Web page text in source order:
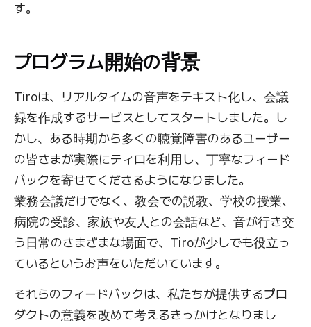
す。
プログラム開始の背景
Tiroは、リアルタイムの音声をテキスト化し、会議
録を作成するサービスとしてスタートしました。し
かし、ある時期から多くの聴覚障害のあるユーザー
の皆さまが実際にティロを利用し、丁寧なフィード
バックを寄せてくださるようになりました。
業務会議だけでなく、教会での説教、学校の授業、
病院の受診、家族や友人との会話など、音が行き交
う日常のさまざまな場面で、Tiroが少しでも役立っ
ているというお声をいただいています。
それらのフィードバックは、私たちが提供するプロ
ダクトの意義を改めて考えるきっかけとなりまし